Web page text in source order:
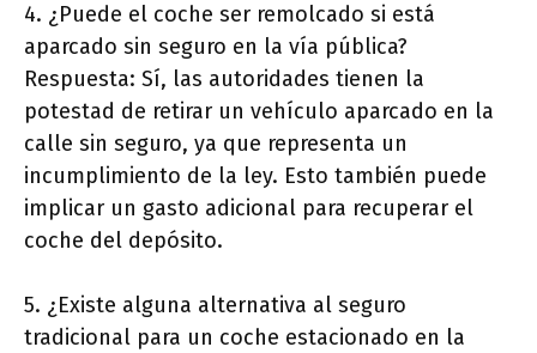
4. ¿Puede el coche ser remolcado si está
aparcado sin seguro en la vía pública?
Respuesta: Sí, las autoridades tienen la
potestad de retirar un vehículo aparcado en la
calle sin seguro, ya que representa un
incumplimiento de la ley. Esto también puede
implicar un gasto adicional para recuperar el
coche del depósito.
5. ¿Existe alguna alternativa al seguro
tradicional para un coche estacionado en la